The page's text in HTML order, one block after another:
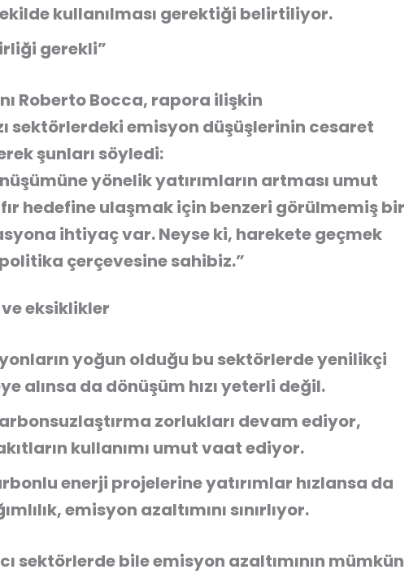
kullanılması gerektiği belirtiliyor.
gerekli”
Roberto Bocca, rapora ilişkin
sektörlerdeki emisyon düşüşlerinin cesaret
şunları söyledi:
yönelik yatırımların artması umut
hedefine ulaşmak için benzeri görülmemiş bir
ihtiyaç var. Neyse ki, harekete geçmek
çerçevesine sahibiz.”
eksiklikler
yoğun olduğu bu sektörlerde yenilikçi
alınsa da dönüşüm hızı yeterli değil.
zorlukları devam ediyor,
kullanımı umut vaat ediyor.
enerji projelerine yatırımlar hızlansa da
emisyon azaltımını sınırlıyor.
sektörlerde bile emisyon azaltımının mümkün